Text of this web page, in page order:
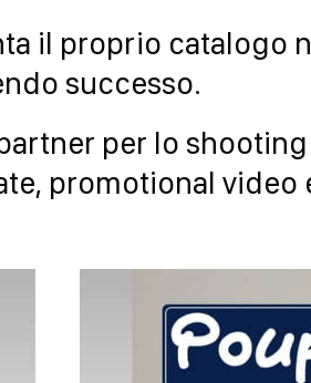
il proprio
successo.
per lo
promotional video